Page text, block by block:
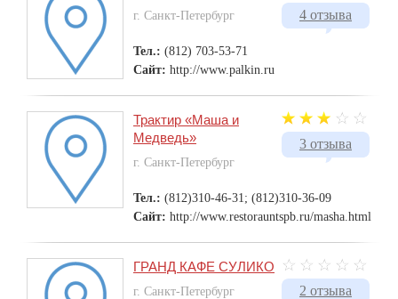
4 отзыва
г. Санкт-Петербург
Тел.: (812) 703-53-71
Сайт: http://www.palkin.ru
3 отзыва
Трактир «Маша и
Медведь»
г. Санкт-Петербург
Тел.: (812)310-46-31; (812)310-36-09
Сайт: http://www.restorauntspb.ru/masha.html
2 отзыва
ГРАНД КАФЕ СУЛИКО
г. Санкт-Петербург